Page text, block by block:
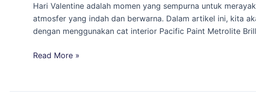
Hari Valentine adalah momen yang sempurna untuk
atmosfer yang indah dan berwarna. Dalam artikel ini, kita
dengan menggunakan cat interior Pacific Paint Metrolite
untuk
Hari
Valentine
Pacific
Read More »